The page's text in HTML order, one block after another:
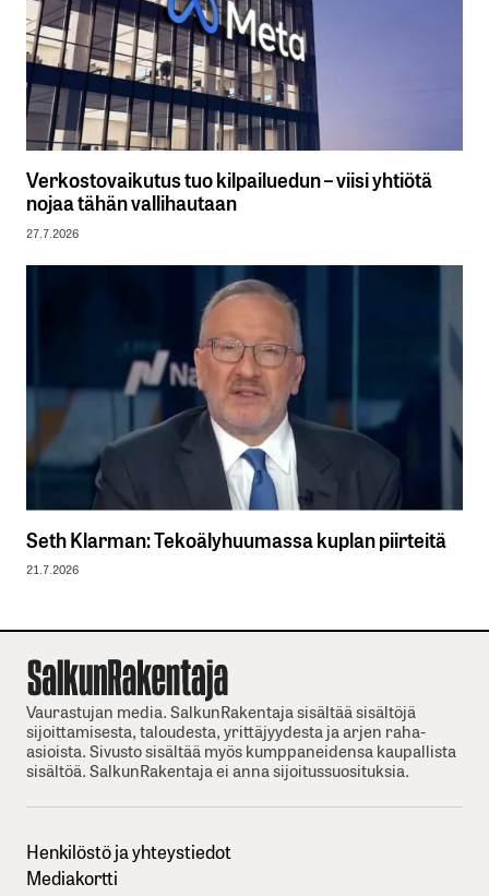
Verkostovaikutus tuo kilpailuedun – viisi yhtiötä
nojaa tähän vallihautaan
27.7.2026
Seth Klarman: Tekoälyhuumassa kuplan piirteitä
21.7.2026
Vaurastujan media. SalkunRakentaja sisältää sisältöjä
sijoittamisesta, taloudesta, yrittäjyydesta ja arjen raha-
asioista. Sivusto sisältää myös kumppaneidensa kaupallista
sisältöä. SalkunRakentaja ei anna sijoitussuosituksia.
Henkilöstö ja yhteystiedot
Mediakortti